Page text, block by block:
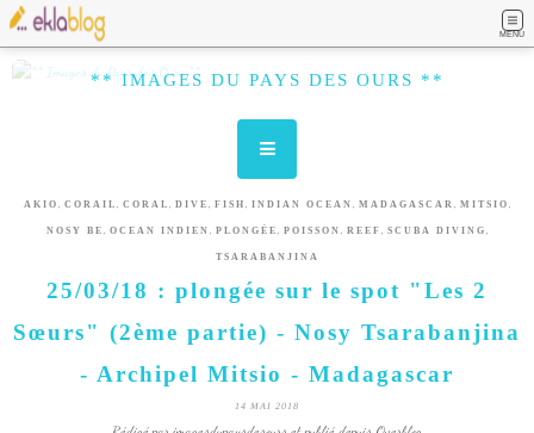
MENU
** IMAGES DU PAYS DES OURS **
AKIO , CORAIL , CORAL , DIVE , FISH , INDIAN OCEAN , MADAGASCAR , MITSIO ,
NOSY BE , OCEAN INDIEN , PLONGÉE , POISSON , REEF , SCUBA DIVING ,
TSARABANJINA
25/03/18 : plongée sur le spot "Les 2
Sœurs" (2ème partie) - Nosy Tsarabanjina
- Archipel Mitsio - Madagascar
14 MAI 2018